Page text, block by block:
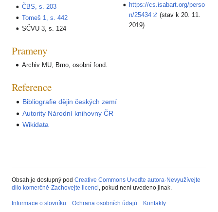
ČBS, s. 203
Tomeš 1, s. 442
SČVU 3, s. 124
https://cs.isabart.org/perso
n/25434
(stav k 20. 11.
2019).
Prameny
Archiv MU, Brno, osobní fond.
Reference
Bibliografie dějin českých zemí
Autority Národní knihovny ČR
Wikidata
Obsah je dostupný pod Creative Commons Uveďte autora-Nevyužívejte
dílo komerčně-Zachovejte licenci , pokud není uvedeno jinak.
Informace o slovníku Ochrana osobních údajů Kontakty